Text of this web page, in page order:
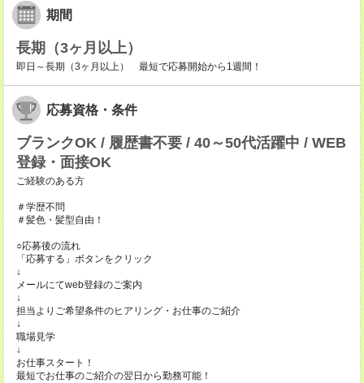
期間
長期（3ヶ月以上）
即日～長期（3ヶ月以上） 最短で応募開始から1週間！
応募資格・条件
ブランクOK / 履歴書不要 / 40～50代活躍中 / WEB
登録・面接OK
ご経験のある方
＃学歴不問
＃髪色・髪型自由！
○応募後の流れ
「応募する」ボタンをクリック
↓
メールにてweb登録のご案内
↓
担当よりご希望条件のヒアリング・お仕事のご紹介
↓
職場見学
↓
お仕事スタート！
最短でお仕事のご紹介の翌日から勤務可能！